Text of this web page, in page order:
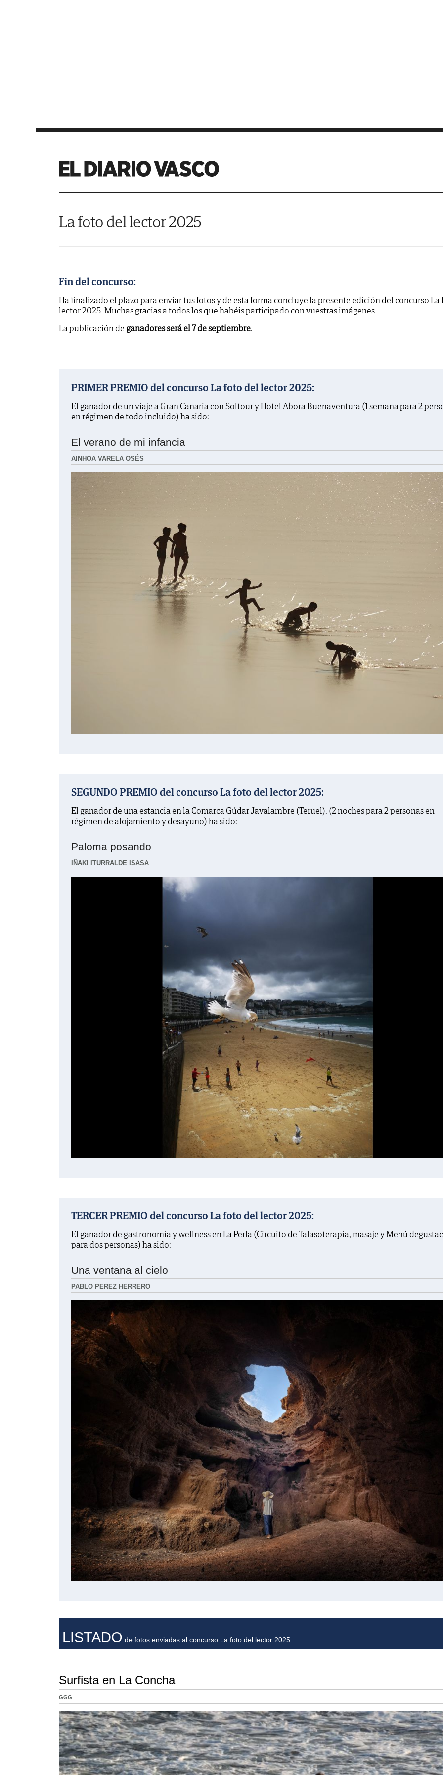
La foto del lector 2025
Fin del concurso:
Ha finalizado el plazo para enviar tus fotos y de esta forma concluye la presente edición del concurso La
lector 2025. Muchas gracias a todos los que habéis participado con vuestras imágenes.
La publicación de ganadores será el 7 de septiembre.
PRIMER PREMIO del concurso La foto del lector 2025:
El ganador de un viaje a Gran Canaria con Soltour y Hotel Abora Buenaventura (1 semana para 2
en régimen de todo incluido) ha sido:
El verano de mi infancia
AINHOA VARELA OSÉS
SEGUNDO PREMIO del concurso La foto del lector 2025:
El ganador de una estancia en la Comarca Gúdar Javalambre (Teruel). (2 noches para 2 personas en
régimen de alojamiento y desayuno) ha sido:
Paloma posando
IÑAKI ITURRALDE ISASA
TERCER PREMIO del concurso La foto del lector 2025:
El ganador de gastronomía y wellness en La Perla (Circuito de Talasoterapia, masaje y Menú
para dos personas) ha sido:
Una ventana al cielo
PABLO PEREZ HERRERO
LISTADO de fotos enviadas al concurso La foto del lector 2025:
Surfista en La Concha
GGG